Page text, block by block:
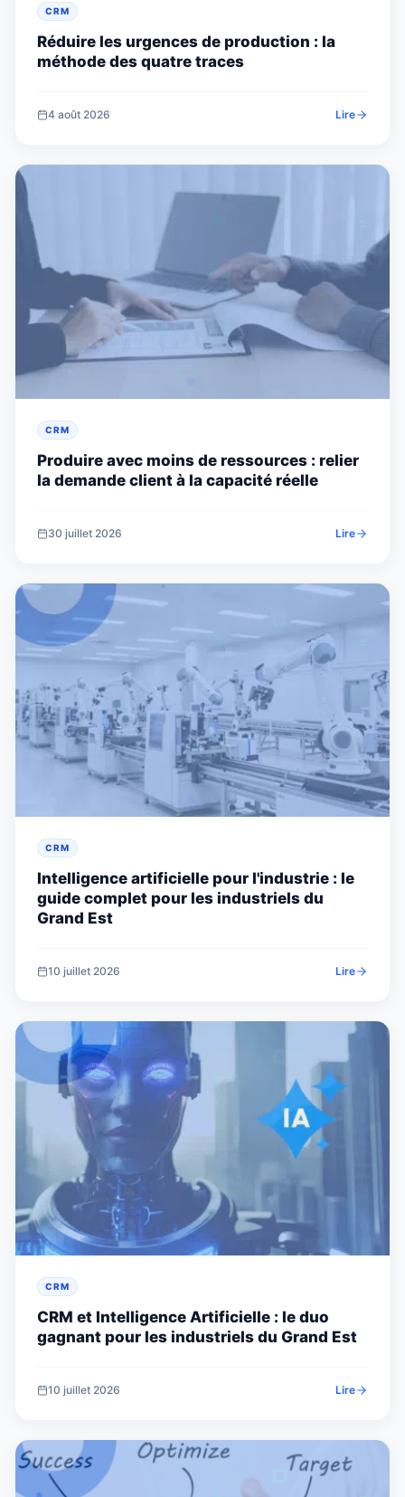
CRM
Réduire les urgences de production : la
méthode des quatre traces
4 août 2026 Lire
CRM
Produire avec moins de ressources : relier
la demande client à la capacité réelle
30 juillet 2026 Lire
CRM
Intelligence artificielle pour l'industrie : le
guide complet pour les industriels du
Grand Est
10 juillet 2026 Lire
CRM
CRM et Intelligence Artificielle : le duo
gagnant pour les industriels du Grand Est
10 juillet 2026 Lire